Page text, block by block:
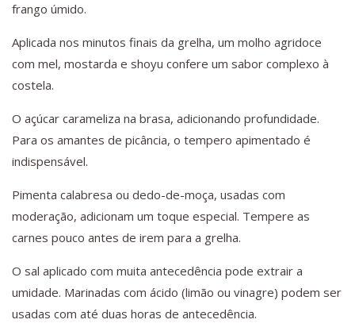
frango úmido.
Aplicada nos minutos finais da grelha, um molho agridoce
com mel, mostarda e shoyu confere um sabor complexo à
costela.
O açúcar carameliza na brasa, adicionando profundidade.
Para os amantes de picância, o tempero apimentado é
indispensável.
Pimenta calabresa ou dedo-de-moça, usadas com
moderação, adicionam um toque especial. Tempere as
carnes pouco antes de irem para a grelha.
O sal aplicado com muita antecedência pode extrair a
umidade. Marinadas com ácido (limão ou vinagre) podem ser
usadas com até duas horas de antecedência.